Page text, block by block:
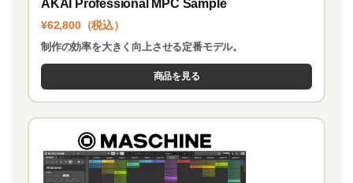
AKAI Professional MPC Sample
¥62,800（税込）
制作の効率を大きく向上させる定番モデル。
商品を見る